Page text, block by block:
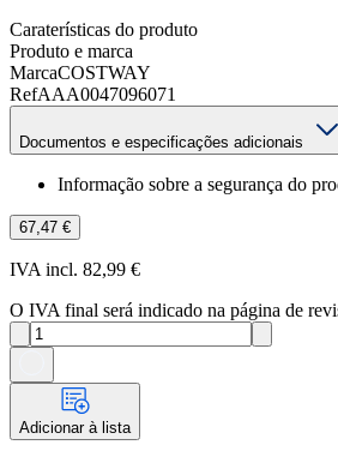
Caraterísticas do produto
Produto e marca
MarcaCOSTWAY
RefAAA0047096071
Documentos e especificações adicionais
Informação sobre a segurança do
67,47 €
IVA incl. 82,99 €
O IVA final será indicado na página de
Adicionar à lista